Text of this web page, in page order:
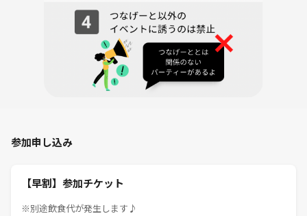
参加申し込み
【早割】参加チケット
※別途飲食代が発生します♪